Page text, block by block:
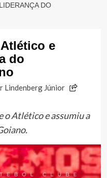
DO
e
do
Lindenberg Júnior
o Atlético e assumiu a